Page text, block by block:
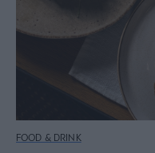
FOOD & DRINK